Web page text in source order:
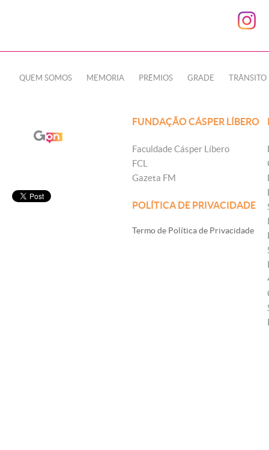
QUEM SOMOS MEMÓRIA PRÊMIOS GRADE TRÂNSITO
FUNDAÇÃO CÁSPER LÍBERO
Faculdade Cásper Líbero
FCL
Gazeta FM
POLÍTICA DE PRIVACIDADE
Termo de Política de Privacidade